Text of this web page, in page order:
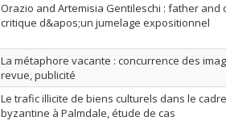
Orazio and Artemisia Gentileschi : father
critique d&apos;un jumelage expositionnel
La métaphore vacante : concurrence des
revue, publicité
Le trafic illicite de biens culturels dans le
byzantine à Palmdale, étude de cas